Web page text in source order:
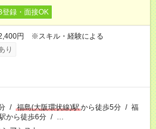
登録・面接OK
円 ※スキル・経験による
り
/ 福島(大阪環状線)駅から徒歩5分 / 福
から徒歩6分 / …